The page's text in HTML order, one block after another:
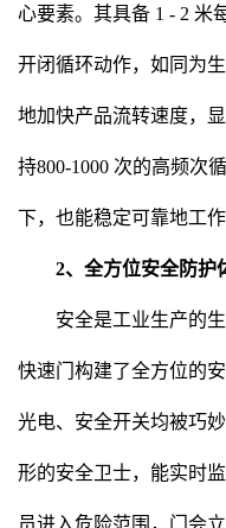
心要素。其具备 1 - 2 米
开闭循环动作，如同为
地加快产品流转速度，
持800-1000 次的高频次
下，也能稳定可靠地工
2、全方位安全防护
安全是工业生产的生
快速门构建了全方位的
光电、安全开关均被巧
形的安全卫士，能实时
员进入危险范围，门会